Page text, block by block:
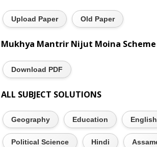
Upload Paper Old Paper
Mukhya Mantrir Nijut Moina Scheme
Download PDF
ALL SUBJECT SOLUTIONS
Geography Education English
Political Science Hindi